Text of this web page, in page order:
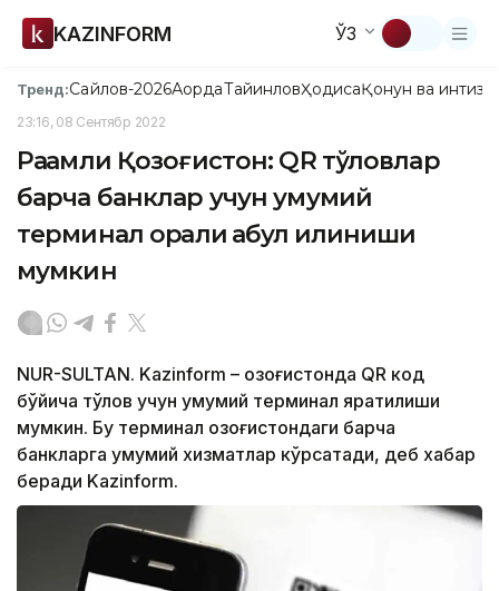
KAZINFORM ЎЗ
Тренд:Сайлов-2026АқордаТайинловҲодисаҚонун ва
23:16, 08 Сентябр 2022
Рақамли Қозоғистон: QR тўловлар
барча банклар учун умумий
терминал орқали қабул қилиниши
мумкин
NUR-SULTAN. Kazinform – Қозоғистонда QR код
бўйича тўлов учун умумий терминал яратилиши
мумкин. Бу терминал Қозоғистондаги барча
банкларга умумий хизматлар кўрсатади, деб хабар
беради Kazinform.